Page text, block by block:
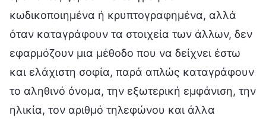
κωδικοποιημένα ή κρυπτογραφημένα, αλλά
όταν καταγράφουν τα στοιχεία των άλλων, δεν
εφαρμόζουν μια μέθοδο που να δείχνει έστω
και ελάχιστη σοφία, παρά απλώς καταγράφουν
το αληθινό όνομα, την εξωτερική εμφάνιση, την
ηλικία, τον αριθμό τηλεφώνου και άλλα